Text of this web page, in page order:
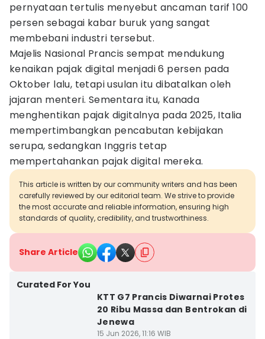
pernyataan tertulis menyebut ancaman tarif 100
persen sebagai kabar buruk yang sangat
membebani industri tersebut.
Majelis Nasional Prancis sempat mendukung
kenaikan pajak digital menjadi 6 persen pada
Oktober lalu, tetapi usulan itu dibatalkan oleh
jajaran menteri. Sementara itu, Kanada
menghentikan pajak digitalnya pada 2025, Italia
mempertimbangkan pencabutan kebijakan
serupa, sedangkan Inggris tetap
mempertahankan pajak digital mereka.
This article is written by our community writers and has been
carefully reviewed by our editorial team. We strive to provide
the most accurate and reliable information, ensuring high
standards of quality, credibility, and trustworthiness.
Share Article
Curated For You
KTT G7 Prancis Diwarnai Protes
20 Ribu Massa dan Bentrokan di
Jenewa
15 Jun 2026, 11:16 WIB